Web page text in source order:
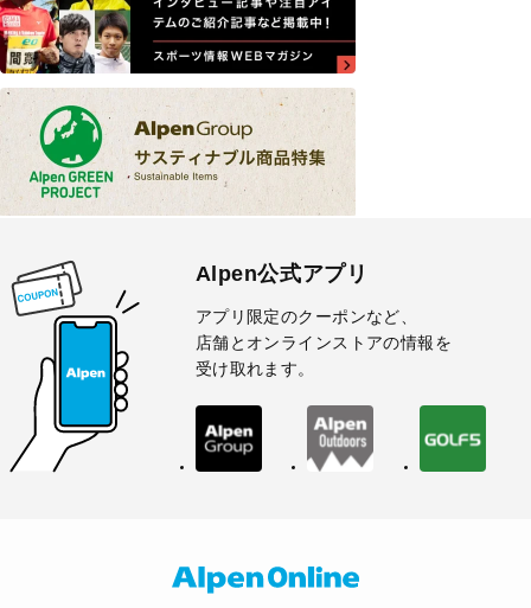
Alpen公式アプリ
アプリ限定のクーポンなど、
店舗とオンラインストアの情報を
受け取れます。